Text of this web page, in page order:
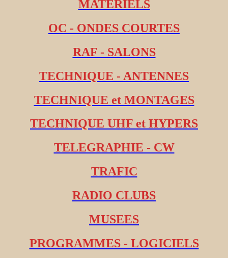
MATERIELS
OC - ONDES COURTES
RAF - SALONS
TECHNIQUE - ANTENNES
TECHNIQUE et MONTAGES
TECHNIQUE UHF et HYPERS
TELEGRAPHIE - CW
TRAFIC
RADIO CLUBS
MUSEES
PROGRAMMES - LOGICIELS